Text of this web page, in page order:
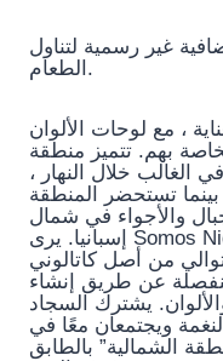
غير رسمية لتناول
الطعام.
، مع لوحات الألوان
بهم. تتميز منطقة
الغالب خلال النهار ،
تستحضر المنطقة
والأجواء في شمال
إسبانيا. يرى Somos Nido Studio هذا على أنه “اندماج
من أصل كاتالوني
عن طريق إنشاء
يشترك السجاد
ويجتمعان معًا في
الشمالية” بالطابق